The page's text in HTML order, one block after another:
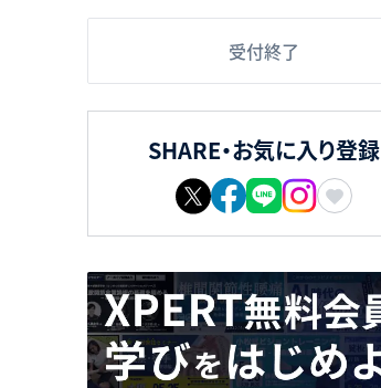
受付終了
SHARE・お気に入り登録